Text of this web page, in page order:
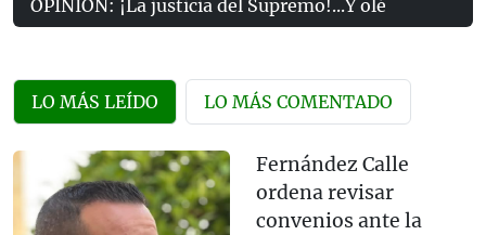
OPINIÓN: ¡La justicia del Supremo!...Y olé
LO MÁS LEÍDO LO MÁS COMENTADO
Fernández Calle
ordena revisar
convenios ante la